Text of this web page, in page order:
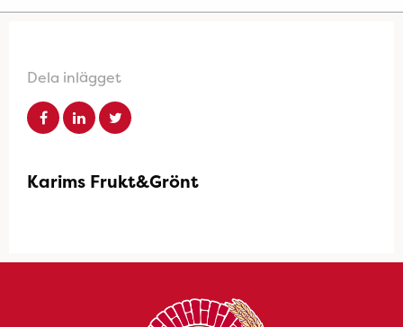
Dela inlägget
Karims Frukt&Grönt